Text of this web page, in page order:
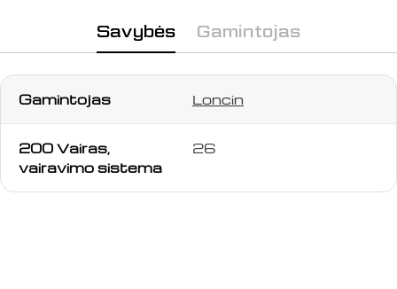
Užduokite klausimą
vardas
el.
Savybės Gamintojas
Gamintojas Loncin
200 Vairas,
vairavimo sistema
26